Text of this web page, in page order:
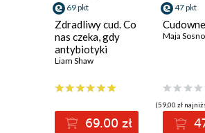
69 pkt
Zdradliwy cud. Co
nas czeka, gdy
antybiotyki
przestaną działać
Liam Shaw
69.00 zł
47 pkt
Maja
(59,00 zł